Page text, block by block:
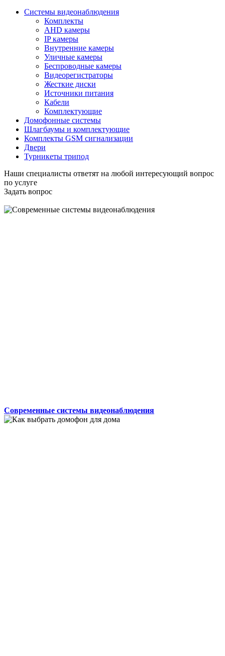
Системы видеонаблюдения
Комплекты
AHD камеры
IP камеры
Внутренние камеры
Уличные камеры
Беспроводные камеры
Видеорегистраторы
Жесткие диски
Источники питания
Кабели
Комплектующие
Домофонные системы
Шлагбаумы и комплектующие
Комплекты GSM сигнализации
Двери
Турникеты трипод
Наши специалисты ответят на любой интересующий вопрос
по услуге
Задать вопрос
Современные системы видеонаблюдения